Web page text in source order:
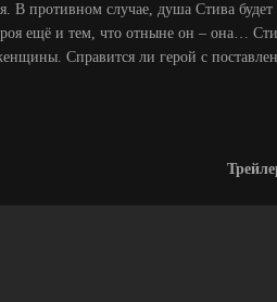
В противном случае, душа Стива
ещё и тем, что отныне он – она…
Справится ли герой с